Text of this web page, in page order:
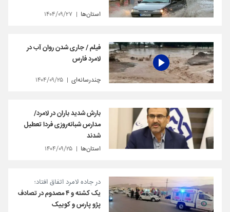
استان‌ها ۱۴۰۴/۰۹/۲۷
فیلم / جاری شدن روان آب در
لامرد فارس
چندرسانه‌ای ۱۴۰۴/۰۹/۲۵
بارش شدید باران در لامرد/
مدارس شبانه‌روزی فردا تعطیل
شدند
استان‌ها ۱۴۰۴/۰۹/۲۵
در جاده لامرد اتفاق افتاد؛
یک کشته و ۴ مصدوم در تصادف
پژو پارس و کوییک